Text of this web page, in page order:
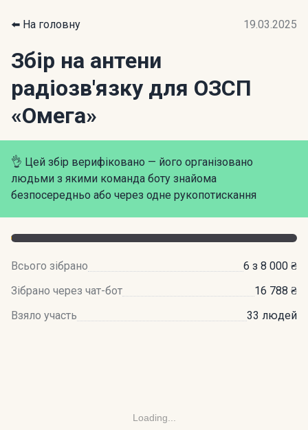
⬅️ На головну 19.03.2025
Збір на антени
радіозв'язку для ОЗСП
«Омега»
👌 Цей збір верифіковано — його організовано
людьми з якими команда боту знайома
безпосередньо або через одне рукопотискання
Всього зібрано
6 з 8 000 ₴
Зібрано через чат-бот
16 788 ₴
Взяло участь
33 людей
Loading...